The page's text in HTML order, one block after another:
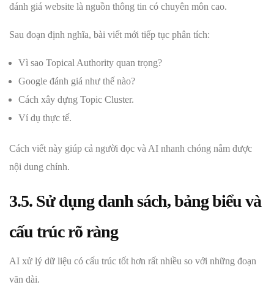
đánh giá website là nguồn thông tin có chuyên môn cao.
Sau đoạn định nghĩa, bài viết mới tiếp tục phân tích:
Vì sao Topical Authority quan trọng?
Google đánh giá như thế nào?
Cách xây dựng Topic Cluster.
Ví dụ thực tế.
Cách viết này giúp cả người đọc và AI nhanh chóng nắm được
nội dung chính.
3.5. Sử dụng danh sách, bảng biểu và
cấu trúc rõ ràng
AI xử lý dữ liệu có cấu trúc tốt hơn rất nhiều so với những đoạn
văn dài.